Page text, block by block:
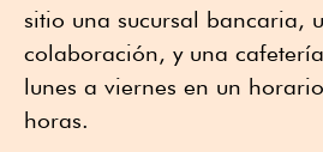
sitio una sucursal bancaria,
colaboración, y una
lunes a viernes en un
horas.